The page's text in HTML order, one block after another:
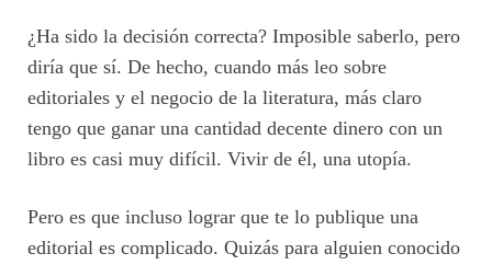
¿Ha sido la decisión correcta? Imposible saberlo, pero
diría que sí. De hecho, cuando más leo sobre
editoriales y el negocio de la literatura, más claro
tengo que ganar una cantidad decente dinero con un
libro es casi muy difícil. Vivir de él, una utopía.
Pero es que incluso lograr que te lo publique una
editorial es complicado. Quizás para alguien conocido